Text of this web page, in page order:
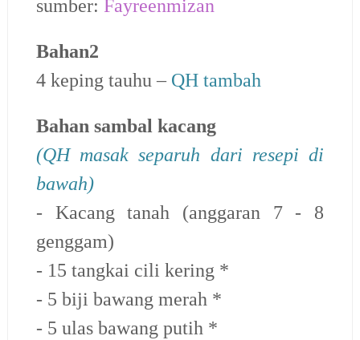
sumber: Fayreenmizan
Bahan2
4 keping tauhu – QH tambah
Bahan sambal kacang
(QH masak separuh dari resepi di
bawah)
- Kacang tanah (anggaran 7 - 8
genggam)
- 15 tangkai cili kering *
- 5 biji bawang merah *
- 5 ulas bawang putih *